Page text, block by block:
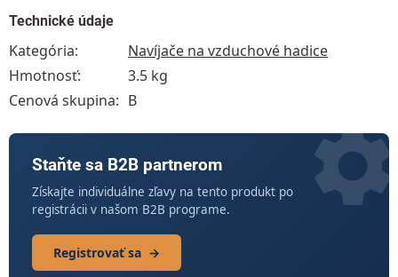
Technické údaje
Kategória:
Navíjače na vzduchové hadice
Hmotnosť:
3.5 kg
Cenová skupina: B
Staňte sa B2B partnerom
Získajte individuálne zľavy na tento produkt po
registrácii v našom B2B programe.
Registrovať sa →